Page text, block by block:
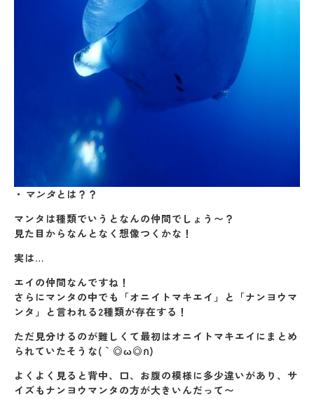
・ マンタ とは？？
マンタは種類でいうとなんの仲間でしょう〜？
見た目からなんとなく想像つくかな！
実は…
エイの仲間なんですね！
さらにマンタの中でも「オニイトマキエイ」と「ナンヨウマ
ンタ」と言われる2種類が存在する！
ただ見分けるのが難しくて最初はオニイトマキエイにまとめ
られていたそうな(｀◎ω◎ก)
よくよく見ると背中、口、お腹の模様に多少違いがあり、サ
イズもナンヨウマンタの方が大きいんだって〜